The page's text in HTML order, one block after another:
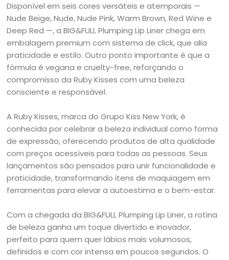
Disponível em seis cores versáteis e atemporais —
Nude Beige, Nude, Nude Pink, Warm Brown, Red Wine e
Deep Red —, a BIG&FULL Plumping Lip Liner chega em
embalagem premium com sistema de click, que alia
praticidade e estilo. Outro ponto importante é que a
fórmula é vegana e cruelty-free, reforçando o
compromisso da Ruby Kisses com uma beleza
consciente e responsável.
A Ruby Kisses, marca do Grupo Kiss New York, é
conhecida por celebrar a beleza individual como forma
de expressão, oferecendo produtos de alta qualidade
com preços acessíveis para todas as pessoas. Seus
lançamentos são pensados para unir funcionalidade e
praticidade, transformando itens de maquiagem em
ferramentas para elevar a autoestima e o bem-estar.
Com a chegada da BIG&FULL Plumping Lip Liner, a rotina
de beleza ganha um toque divertido e inovador,
perfeito para quem quer lábios mais volumosos,
definidos e com cor intensa em poucos segundos. O